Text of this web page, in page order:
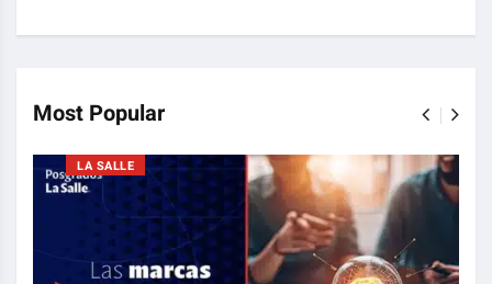
Most Popular
LA SALLE